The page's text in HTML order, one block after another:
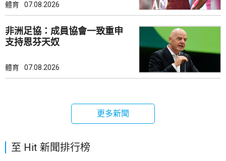
體育 07.08.2026
非洲足協：成員協會一致重申
支持恩芬天奴
體育 07.08.2026
更多新聞
至 Hit 新聞排行榜